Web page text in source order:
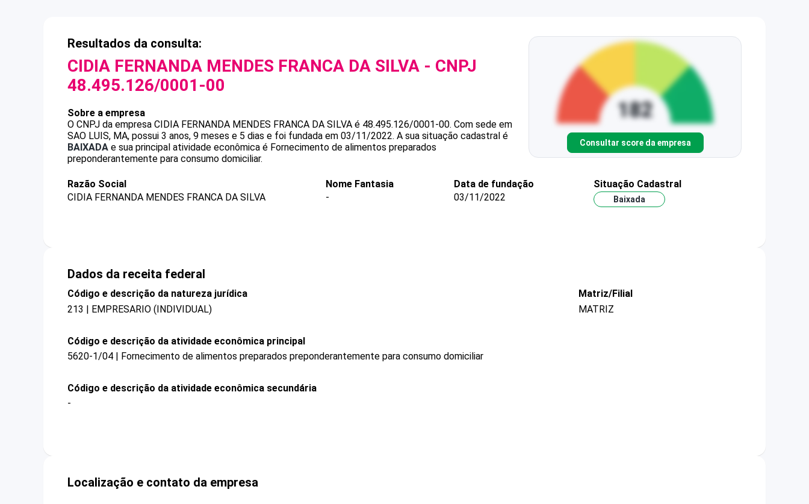
Resultados da consulta:
CIDIA FERNANDA MENDES FRANCA DA SILVA - CNPJ
48.495.126/0001-00
Sobre a empresa
O CNPJ da empresa CIDIA FERNANDA MENDES FRANCA DA SILVA é 48.495.126/0001-00. Com sede em
SAO LUIS, MA, possui 3 anos, 9 meses e 5 dias e foi fundada em 03/11/2022. A sua situação cadastral é
BAIXADA e sua principal atividade econômica é Fornecimento de alimentos preparados
preponderantemente para consumo domiciliar.
Consultar score da empresa
Razão Social
CIDIA FERNANDA MENDES FRANCA DA SILVA
Nome Fantasia
-
Data de fundação
03/11/2022
Situação Cadastral
Baixada
Dados da receita federal
Código e descrição da natureza jurídica
213 | EMPRESARIO (INDIVIDUAL)
Matriz/Filial
MATRIZ
Código e descrição da atividade econômica principal
5620-1/04 | Fornecimento de alimentos preparados preponderantemente para consumo domiciliar
Código e descrição da atividade econômica secundária
-
Localização e contato da empresa